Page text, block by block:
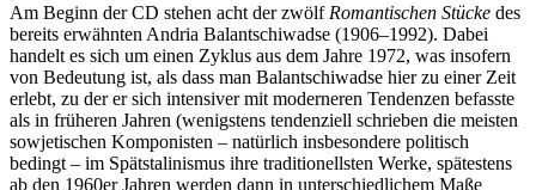
Am Beginn der CD stehen acht der zwölf Romantischen Stücke des
bereits erwähnten Andria Balantschiwadse (1906–1992). Dabei
handelt es sich um einen Zyklus aus dem Jahre 1972, was insofern
von Bedeutung ist, als dass man Balantschiwadse hier zu einer Zeit
erlebt, zu der er sich intensiver mit moderneren Tendenzen befasste
als in früheren Jahren (wenigstens tendenziell schrieben die meisten
sowjetischen Komponisten – natürlich insbesondere politisch
bedingt – im Spätstalinismus ihre traditionellsten Werke, spätestens
ab den 1960er Jahren werden dann in unterschiedlichem Maße